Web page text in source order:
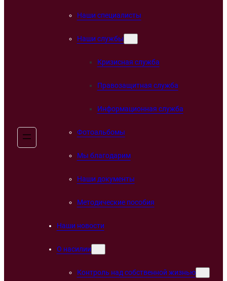
Наши специалисты
Наши службы
Кризисная служба
Правозащитная служба
Информационная служба
Фотоальбомы
Мы благодарим
Наши документы
Методические пособия
Наши новости
О насилии
Контроль над собственной жизнью